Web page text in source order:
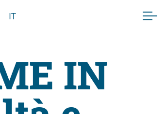
IT
IN